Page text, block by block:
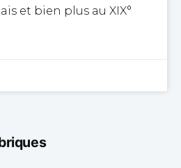
et bien plus au XIX°